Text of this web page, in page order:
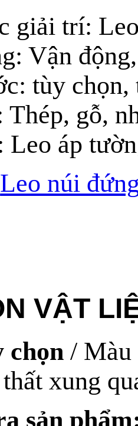
giải trí:
Vận
tùy chọn,
Thép, gỗ,
Leo áp
Leo núi
VẬT
chọn / Màu
xung
sản